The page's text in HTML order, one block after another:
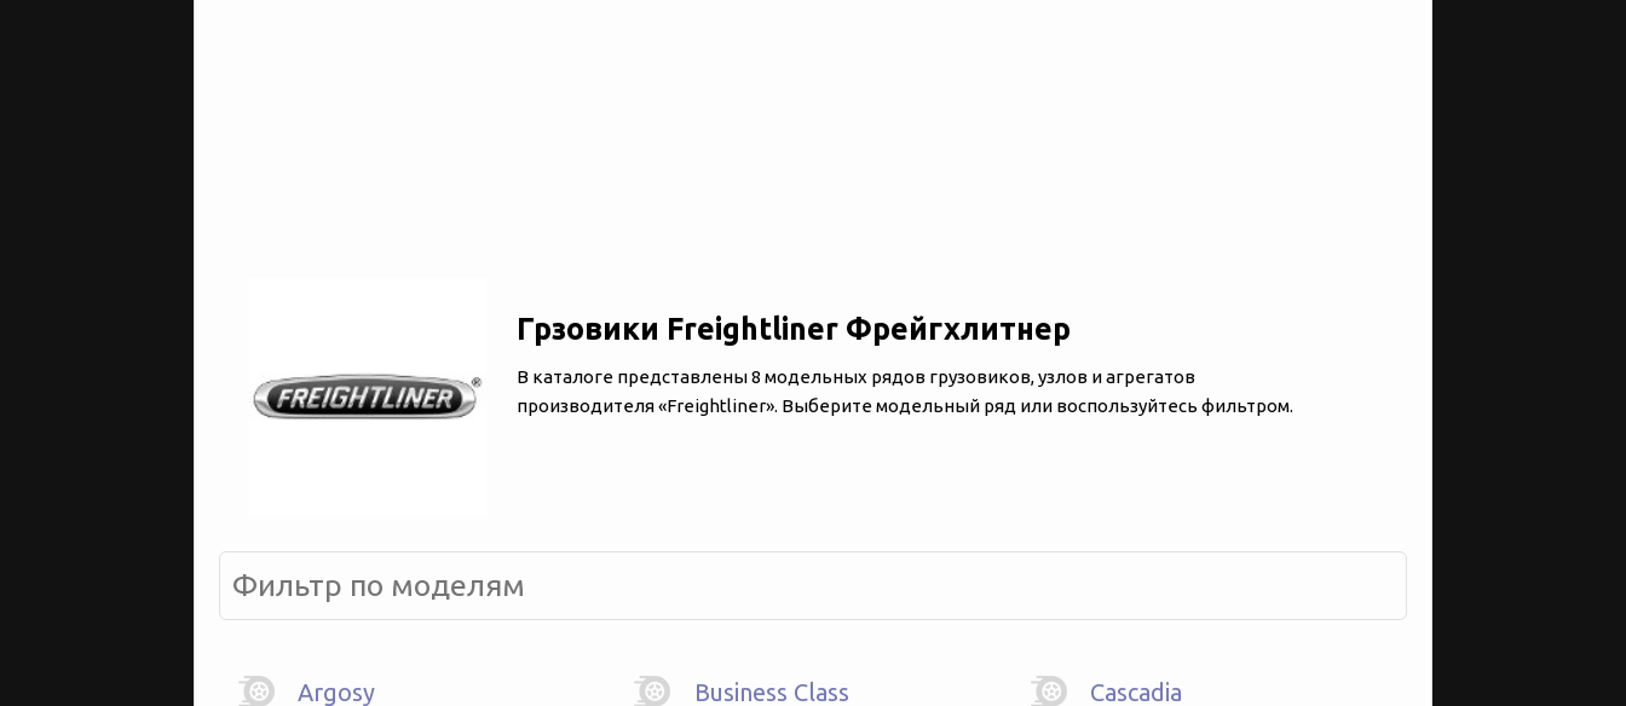
Грзовики Freightliner Фрейгхлитнер
В каталоге представлены 8 модельных рядов грузовиков, узлов и агрегатов
производителя «‎‎Freightliner». Выберите модельный ряд или воспользуйтесь фильтром.
Argosy Business Class Cascadia